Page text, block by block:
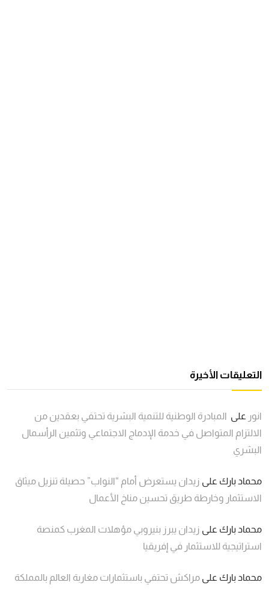
التعليقات الأخيرة
انور على المبادرة الوطنية للتنمية البشرية تحتفي بعقدين من
الالتزام المتواصل في خدمة الإدماج الاجتماعي وتثمين الرأسمال
البشري
محماد بارك على زيدان يستعرض أمام “النواب” حصيلة تنزيل ميثاق
الاستثمار وخارطة طريق تحسين مناخ الأعمال
محماد بارك على زيدان يبرز بنيروبي مؤهلات المغرب كمنصة
استراتيجية للاستثمار في إفريقيا
محماد بارك على مراكش تحتفي باستثمارات مغاربة العالم بالمملكة